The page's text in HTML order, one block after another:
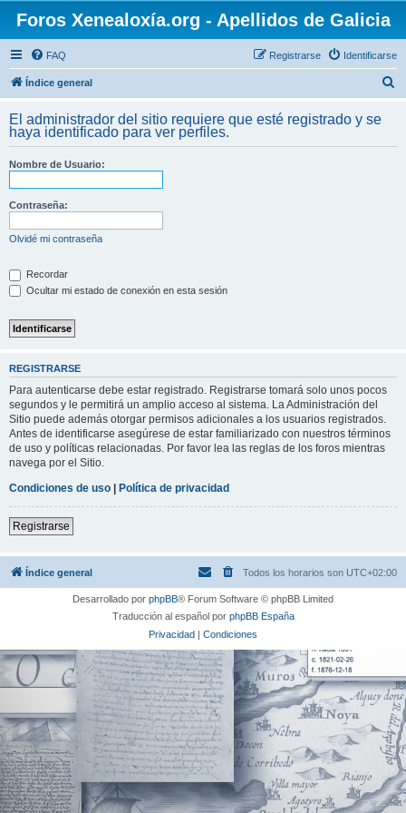
Foros Xenealoxía.org - Apellidos de Galicia
FAQ Identificarse
Registrarse
Índice general
c
El administrador del sitio requiere que esté registrado y se
haya identificado para ver perfiles.
Nombre de Usuario:
Contraseña:
Olvidé mi contraseña
Recordar
Ocultar mi estado de conexión en esta sesión
REGISTRARSE
Para autenticarse debe estar registrado. Registrarse tomará solo unos pocos
segundos y le permitirá un amplio acceso al sistema. La Administración del
Sitio puede además otorgar permisos adicionales a los usuarios registrados.
Antes de identificarse asegúrese de estar familiarizado con nuestros términos
de uso y políticas relacionadas. Por favor lea las reglas de los foros mientras
navega por el Sitio.
Condiciones de uso | Política de privacidad
Registrarse
Índice general Todos los horarios son UTC+02:00
Desarrollado por phpBB® Forum Software © phpBB Limited
Traducción al español por phpBB España
Privacidad | Condiciones